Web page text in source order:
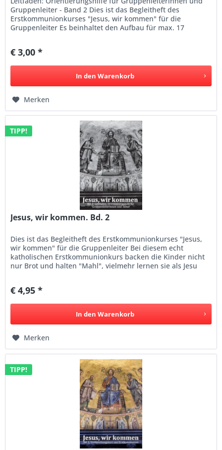
Gruppenleiter - Band 2 Dies ist das Begleitheft des
Erstkommunionkurses "Jesus, wir kommen" für die
Gruppenleiter Es beinhaltet den Aufbau für max. 17
€ 3,00 *
In den Warenkorb
Merken
TIPP!
Jesus, wir kommen. Bd. 2
Dies ist das Begleitheft des Erstkommunionkurses "Jesus,
wir kommen" für die Gruppenleiter Bei diesem echt
katholischen Erstkommunionkurs backen die Kinder nicht
nur Brot und halten "Mahl", vielmehr lernen sie als Jesu
€ 4,95 *
In den Warenkorb
Merken
TIPP!